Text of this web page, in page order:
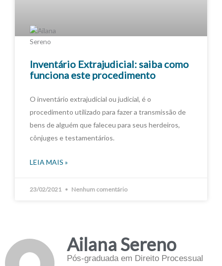
Inventário Extrajudicial: saiba como
funciona este procedimento
O inventário extrajudicial ou judicial, é o
procedimento utilizado para fazer a transmissão de
bens de alguém que faleceu para seus herdeiros,
cônjuges e testamentários.
LEIA MAIS »
23/02/2021 Nenhum comentário
Ailana Sereno
Pós-graduada em Direito Processual